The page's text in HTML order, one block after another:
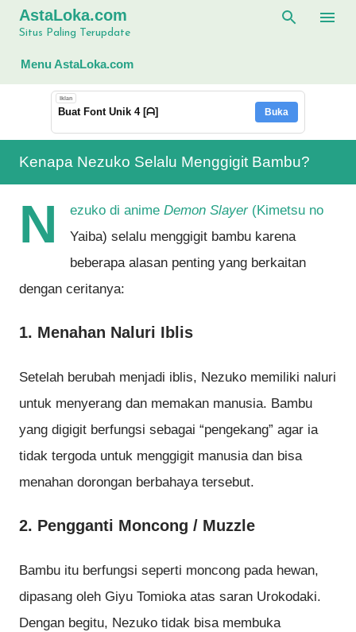
Langsung ke konten utama
AstaLoka.com
Situs Paling Terupdate
Menu AstaLoka.com
Iklan
Buat Font Unik 4 [ᗩ] Buka
Kenapa Nezuko Selalu Menggigit Bambu?
N ezuko di anime Demon Slayer(Kimetsu no
Yaiba) selalu menggigit bambu karena
beberapa alasan penting yang berkaitan
dengan ceritanya:
1. Menahan Naluri Iblis
Setelah berubah menjadi iblis, Nezuko memiliki naluri
untuk menyerang dan memakan manusia. Bambu
yang digigit berfungsi sebagai “pengekang” agar ia
tidak tergoda untuk menggigit manusia dan bisa
menahan dorongan berbahaya tersebut.
2. Pengganti Moncong / Muzzle
Bambu itu berfungsi seperti moncong pada hewan,
dipasang oleh Giyu Tomioka atas saran Urokodaki.
Dengan begitu, Nezuko tidak bisa membuka